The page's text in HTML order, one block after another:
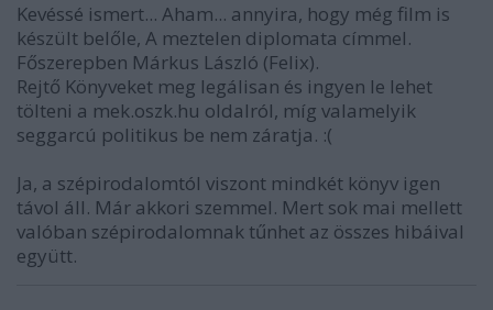
Kevéssé ismert... Aham... annyira, hogy még film is
készült belőle, A meztelen diplomata címmel.
Főszerepben Márkus László (Felix).
Rejtő Könyveket meg legálisan és ingyen le lehet
tölteni a mek.oszk.hu oldalról, míg valamelyik
seggarcú politikus be nem záratja. :(
Ja, a szépirodalomtól viszont mindkét könyv igen
távol áll. Már akkori szemmel. Mert sok mai mellett
valóban szépirodalomnak tűnhet az összes hibáival
együtt.